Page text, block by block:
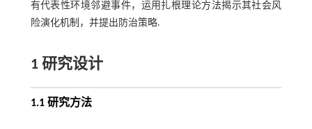
有代表性环境邻避事件，运用扎根理论方法揭示其社会风
险演化机制，并提出防治策略.
1 研究设计
1.1 研究方法